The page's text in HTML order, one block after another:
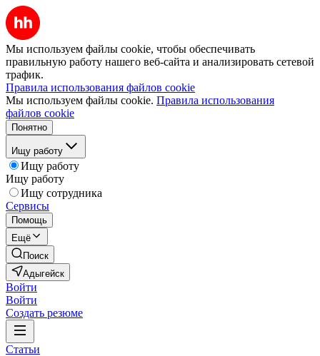
Мы используем файлы cookie, чтобы обеспечивать
правильную работу нашего веб-сайта и анализировать сетевой
трафик.
Правила использования файлов cookie
Мы используем файлы cookie. Правила использования
файлов cookie
Понятно
Ищу работу
Ищу работу
Ищу работу
Ищу сотрудника
Сервисы
Помощь
Ещё
Поиск
Адыгейск
Войти
Войти
Создать резюме
Статьи